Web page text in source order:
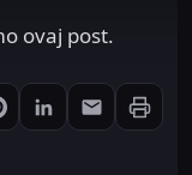
ovaj post.
RedditPinterest
Podeli: LinkedIn
Podeli: